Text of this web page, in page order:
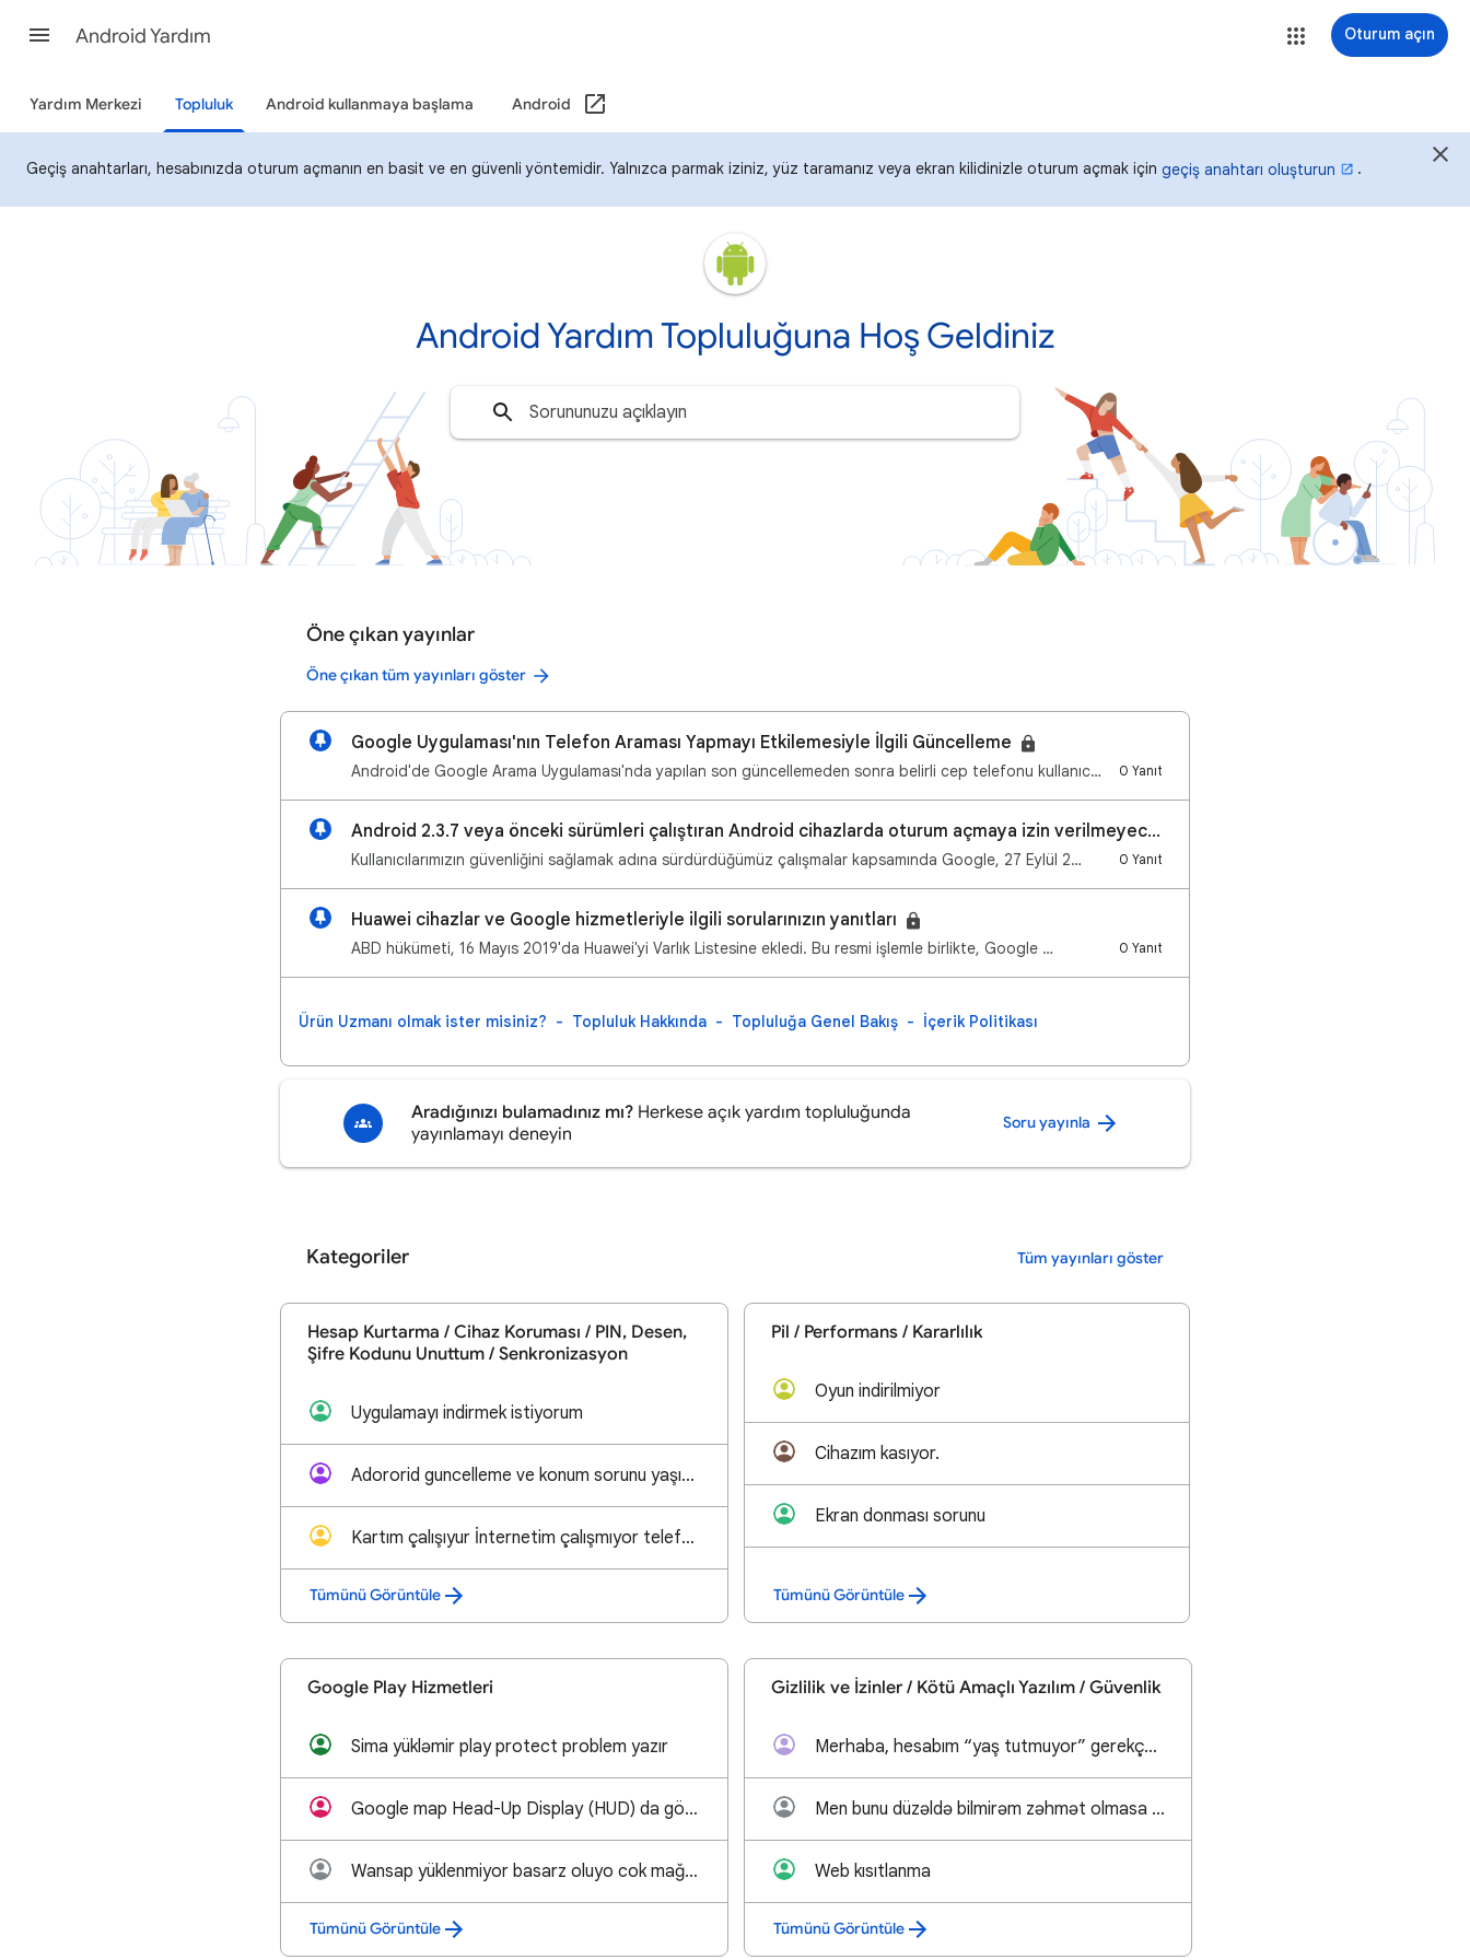
Android Yardım Oturum açın
Yardım Merkezi Topluluk Android kullanmaya başlama Android
Geçiş anahtarları, hesabınızda oturum açmanın en basit ve en güvenli yöntemidir. Yalnızca parmak iziniz, yüz taramanız veya ekran kilidinizle oturum açmak için geçiş anahtarı oluşturun .
Android Yardım Topluluğuna Hoş Geldiniz
Öne çıkan yayınlar
Öne çıkan tüm yayınları göster
Google Uygulaması'nın Telefon Araması Yapmayı Etkilemesiyle İlgili Güncelleme
Android'de Google Arama Uygulaması'nda yapılan son güncellemeden sonra belirli cep telefonu kullanıc… 0 Yanıt
Android 2.3.7 veya önceki sürümleri çalıştıran Android cihazlarda oturum açmaya izin verilmeyecektir
Kullanıcılarımızın güvenliğini sağlamak adına sürdürdüğümüz çalışmalar kapsamında Google, 27 Eylül 2… 0 Yanıt
Huawei cihazlar ve Google hizmetleriyle ilgili sorularınızın yanıtları
ABD hükümeti, 16 Mayıs 2019'da Huawei'yi Varlık Listesine ekledi. Bu resmi işlemle birlikte, Google … 0 Yanıt
Ürün Uzmanı olmak ister misiniz? Topluluk Hakkında Topluluğa Genel Bakış İçerik Politikası
Aradığınızı bulamadınız mı? Herkese açık yardım topluluğunda
yayınlamayı deneyin
Soru yayınla
Kategoriler Tüm yayınları göster
Hesap Kurtarma / Cihaz Koruması / PIN, Desen,
Şifre Kodunu Unuttum / Senkronizasyon
Uygulamayı indirmek istiyorum
Adororid guncelleme ve konum sorunu yaşıyorum bunu dyzeltemiyorum
Kartım çalışıyur İnternetim çalışmıyor telefonunbeyin hesabı silindi İnternetim çalışmıyor
Tümünü Görüntüle
Pil / Performans / Kararlılık
Oyun indirilmiyor
Cihazım kasıyor.
Ekran donması sorunu
Tümünü Görüntüle
Google Play Hizmetleri
Sima yükləmir play protect problem yazır
Google map Head-Up Display (HUD) da görünmüyor
Wansap yüklenmiyor basarz oluyo cok mağdurum
Tümünü Görüntüle
Gizlilik ve İzinler / Kötü Amaçlı Yazılım / Güvenlik
Merhaba, hesabım “yaş tutmuyor” gerekçesiyle yasaklandı. Hesabı kardeşim de kullanmış olabilir. Ben
Men bunu düzəldə bilmirəm zəhmət olmasa köməklik edin
Web kısıtlanma
Tümünü Görüntüle